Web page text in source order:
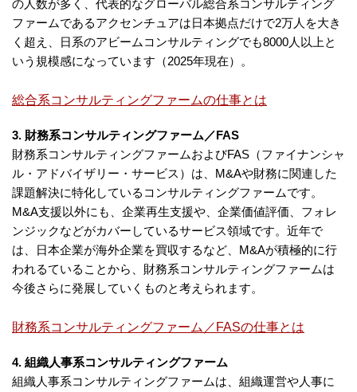
の人数が多く、代表的なグローバル総合系コンサルティング
ファームであるアクセンチュアは日本拠点だけで2万人を大き
く超え、日系のアビームコンサルティングでも8000人以上と
いう規模感になっています（2025年現在）。
総合系コンサルティングファームの仕事とは
3. 財務系コンサルティングファーム／FAS
財務系コンサルティングファームおよびFAS（ファイナンシャ
ル・アドバイザリー・サービス）は、M&Aや財務に関連した
課題解決に特化しているコンサルティングファームです。
M&A支援以外にも、企業再生支援や、企業価値評価、フォレ
ンジックなどがカバーしているサービス領域です。近年で
は、日本企業が海外企業を買収するなど、M&Aが積極的に行
われるていることから、財務系コンサルティングファームは
今後さらに発展していくものと考えられます。
財務系コンサルティングファーム／FASの仕事とは
4. 組織人事系コンサルティングファーム
組織人事系コンサルティングファームは、組織運営や人事に